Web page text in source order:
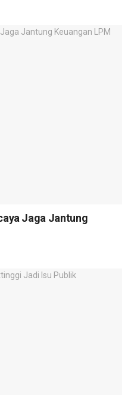
Jaga Jantung